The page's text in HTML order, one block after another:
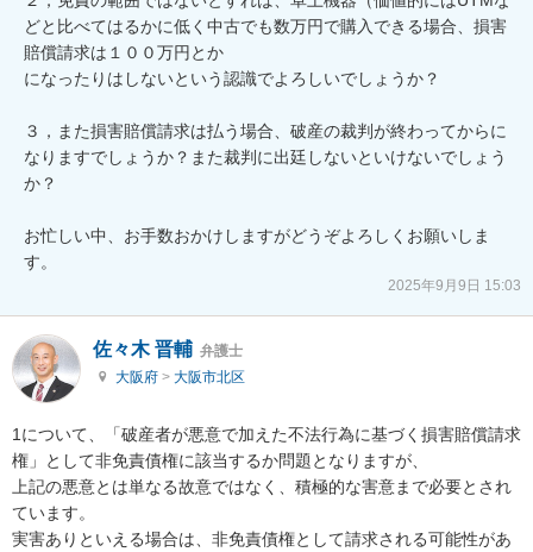
どと比べてはるかに低く中古でも数万円で購入できる場合、損害
賠償請求は１００万円とか
になったりはしないという認識でよろしいでしょうか？
３，また損害賠償請求は払う場合、破産の裁判が終わってからに
なりますでしょうか？また裁判に出廷しないといけないでしょう
か？
お忙しい中、お手数おかけしますがどうぞよろしくお願いしま
2025年9月9日 15:03
佐々木 晋輔 弁護士
大阪府 > 大阪市北区
1について、「破産者が悪意で加えた不法行為に基づく損害賠償請求
権」として非免責債権に該当するか問題となりますが、
上記の悪意とは単なる故意ではなく、積極的な害意まで必要とされ
ています。
実害ありといえる場合は、非免責債権として請求される可能性があ